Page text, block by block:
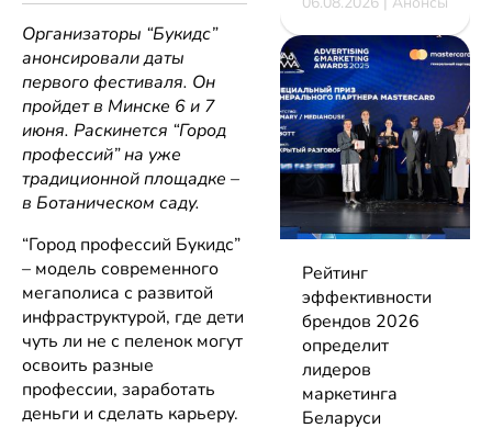
Организаторы “Букидс”
анонсировали даты
первого фестиваля. Он
пройдет в Минске 6 и 7
июня. Раскинется “Город
профессий” на уже
традиционной площадке –
в Ботаническом саду.
“Город профессий Букидс”
– модель современного
мегаполиса с развитой
инфраструктурой, где дети
чуть ли не с пеленок могут
освоить разные
профессии, заработать
деньги и сделать карьеру.
Рейтинг
эффективности
брендов 2026
определит
лидеров
маркетинга
Беларуси